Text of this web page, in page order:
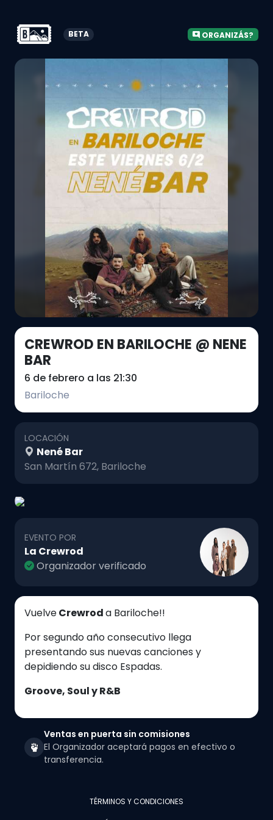
BETA ORGANIZÁS?
CREWROD EN BARILOCHE @ NENE
BAR
6 de febrero a las 21:30
Bariloche
LOCACIÓN
Nené Bar
San Martín 672, Bariloche
EVENTO POR
La Crewrod
Organizador verificado
VuelveCrewroda Bariloche!!
Por segundo año consecutivo llega
presentando sus nuevas canciones y
depidiendo su disco Espadas.
Groove, Soul y R&B
Ventas en puerta sin comisiones
El Organizador aceptará pagos en efectivo o
transferencia.
TÉRMINOS Y CONDICIONES